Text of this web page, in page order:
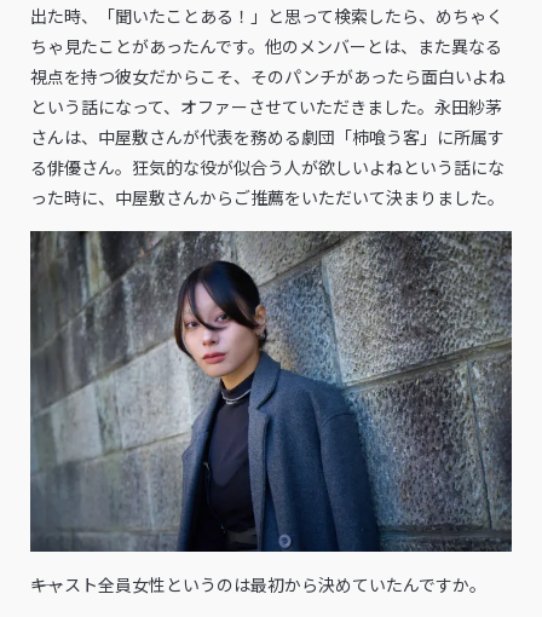
出た時、「聞いたことある！」と思って検索したら、めちゃく
ちゃ見たことがあったんです。他のメンバーとは、また異なる
視点を持つ彼女だからこそ、そのパンチがあったら面白いよね
という話になって、オファーさせていただきました。永田紗茅
さんは、中屋敷さんが代表を務める劇団「柿喰う客」に所属す
る俳優さん。狂気的な役が似合う人が欲しいよねという話にな
った時に、中屋敷さんからご推薦をいただいて決まりました。
――キャスト全員女性というのは最初から決めていたんですか。